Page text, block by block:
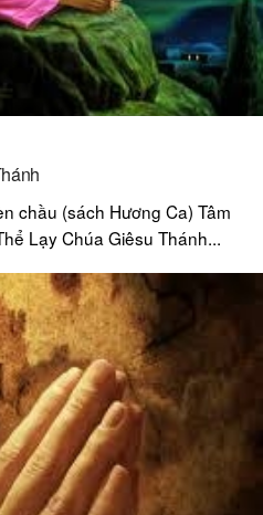
chầu (sách Hương Ca) Tâm
Lạy Chúa Giêsu Thánh...